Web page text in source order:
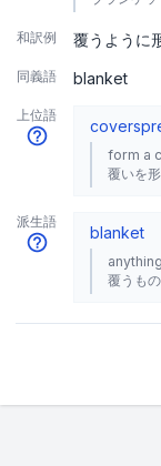
和訳例 覆うように
同義語 blanket
上位語
cover
form a
覆いを
派生語
blanket
覆うもの